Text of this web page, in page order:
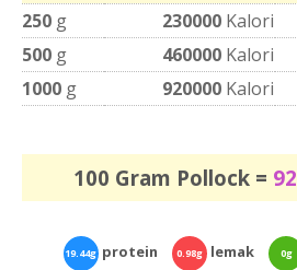
250 g 230000 Kalori
500 g 460000 Kalori
1000 g 920000 Kalori
100 Gram Pollock = 92
19.44gprotein 0.98g lemak 0g